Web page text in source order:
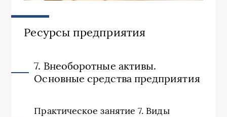
Ресурсы предприятия
7. Внеоборотные активы.
Основные средства предприятия
Практическое занятие 7. Виды